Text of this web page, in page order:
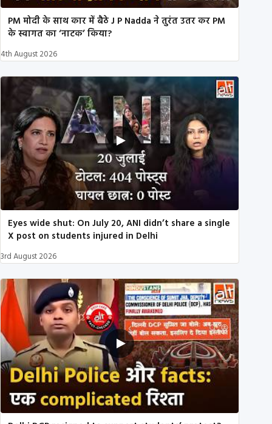
PM मोदी के साथ कार में बैठे J P Nadda ने तुरंत उतर कर PM
के स्वागत का ‘नाटक’ किया?
4th August 2026
Eyes wide shut: On July 20, ANI didn’t share a single
X post on students injured in Delhi
3rd August 2026